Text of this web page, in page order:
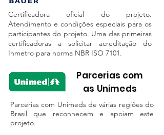
Certificadora oficial do projeto.
Atendimento e condições especiais para os
participantes do projeto. Uma das primeiras
certificadoras a solicitar acreditação do
Inmetro para norma NBR ISO 7101.
Parcerias com
as Unimeds
Parcerias com Unimeds de várias regiões do
Brasil que reconhecem e apoiam este
projeto.